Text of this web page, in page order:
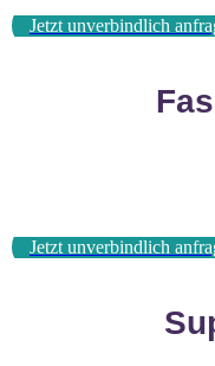
Jetzt unverbindlich
Jetzt unverbindlich